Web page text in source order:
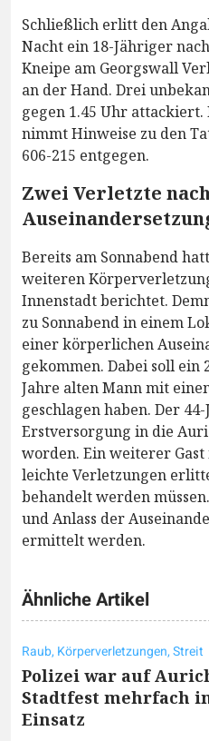
Schließlich erlitt den
Nacht ein 18-Jähriger
Kneipe am Georgswall
an der Hand. Drei
gegen 1.45 Uhr
nimmt Hinweise zu den
606-215 entgegen.
Zwei Verletzte
Bereits am Sonnabend
weiteren
Innenstadt berichtet.
zu Sonnabend in einem
einer körperlichen
gekommen. Dabei soll ein
Jahre alten Mann mit
geschlagen haben. Der
Erstversorgung in die
worden. Ein weiterer
leichte Verletzungen
behandelt werden
und Anlass der
ermittelt werden.
Ähnliche Artikel
Raub, Körperverletzungen, Streit
Polizei war auf
Stadtfest mehrfach
Einsatz